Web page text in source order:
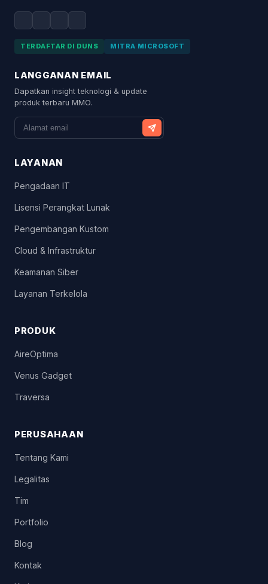
TERDAFTAR DI DUNS MITRA MICROSOFT
LANGGANAN EMAIL
Dapatkan insight teknologi & update
produk terbaru MMO.
LAYANAN
Pengadaan IT
Lisensi Perangkat Lunak
Pengembangan Kustom
Cloud & Infrastruktur
Keamanan Siber
Layanan Terkelola
PRODUK
AireOptima
Venus Gadget
Traversa
PERUSAHAAN
Tentang Kami
Legalitas
Tim
Portfolio
Blog
Kontak